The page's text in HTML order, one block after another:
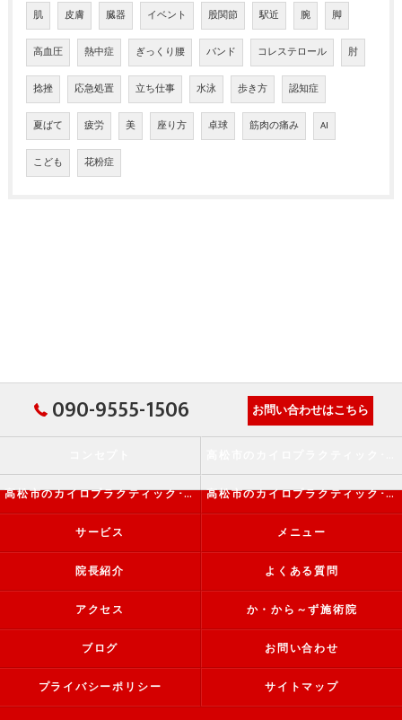
肌 皮膚 臓器 イベント 股関節 駅近 腕 脚
高血圧 熱中症 ぎっくり腰 バンド コレステロール 肘
捻挫 応急処置 立ち仕事 水泳 歩き方 認知症
夏ばて 疲労 美 座り方 卓球 筋肉の痛み AI
こども 花粉症
090-9555-1506 お問い合わせはこちら
高松市のカイロプラクティック･か・から～ず施術院の評判 高松市のカイロプラクティック･か・から～ず施術院のお客様の声
サービス メニュー
院長紹介 よくある質問
アクセス か・から～ず施術院
ブログ お問い合わせ
プライバシーポリシー サイトマップ